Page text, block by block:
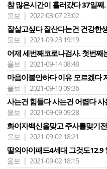
참 많은시간이 흘러걌다 37일째
울보 | 2022-03-07 23:02
잘살고싶다 잘산다는건 건강한
울보 | 2021-09-23 19:19
어제 세번째코로나검사. 첫번째
울보 | 2021-09-14 08:48
마음이불안하다 이유 모르겠다
울보 | 2021-09-10 09:36
사는건 힘들다 사는건 어렵다 사
울보 | 2021-09-09 09:28
화이자백신을맞고 주사를맞기
울보 | 2021-09-02 18:21
딸의아이패드4세대 그것도12.9
울보 | 2021-09-02 18:15